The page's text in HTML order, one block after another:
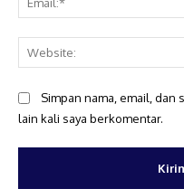
Simpan nama, email,
lain kali saya berkomentar.